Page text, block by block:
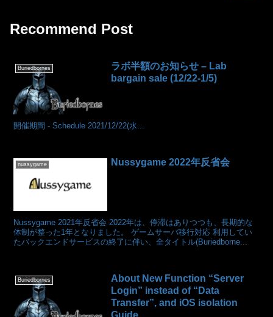
Recommend Post
Buriedbornes
ラボ半額のお知らせ – Lab
bargain sale (12/22-1/5)
開催期間 - Schedule 2021/12/22(水...
nussygame Nussygame 2022年反省会
Nussygame 2021年反省会 2022年は、停滞はありつつも、長期的な
体制が整った1年となりました。 ゲームサーバ移行対応 利用してい
たバックエンドサービスの終了に伴い、全タイトル(Buriedborne...
Buriedbornes
About New Function “Server
Login” instead of “Data
Transfer”, and iOS isolation
Guide